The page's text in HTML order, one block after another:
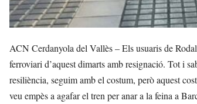
ACN Cerdanyola del Vallès – Els usuaris de
ferroviari d’aquest dimarts amb resignació. Tot i
resiliència, seguim amb el costum, però aquest
veu empès a agafar el tren per anar a la feina a